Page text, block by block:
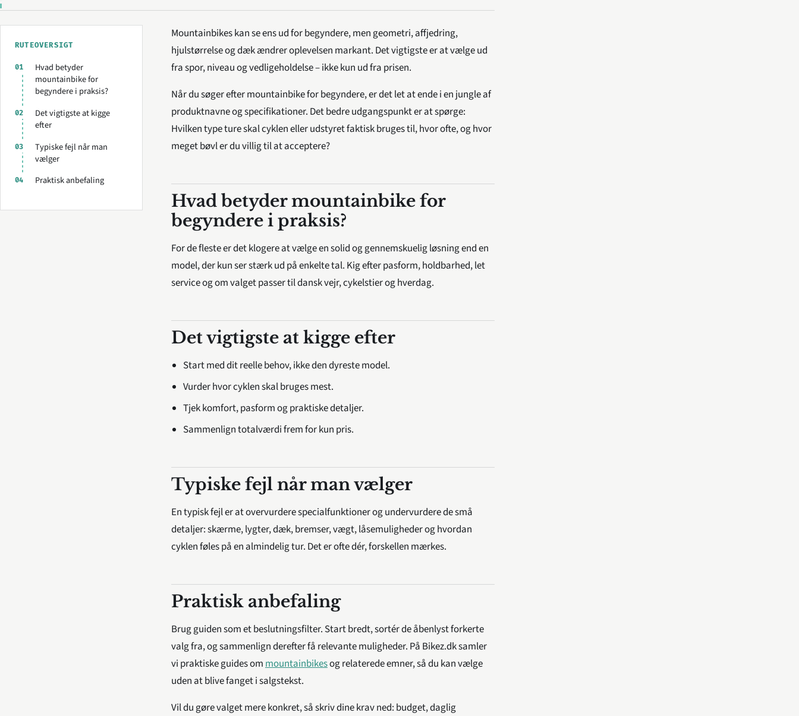
RUTEOVERSIGT
01
Hvad betyder
mountainbike for
begyndere i praksis?
02
Det vigtigste at kigge
efter
03
Typiske fejl når man
vælger
04 Praktisk anbefaling
Mountainbikes kan se ens ud for begyndere, men geometri, affjedring,
hjulstørrelse og dæk ændrer oplevelsen markant. Det vigtigste er at vælge ud
fra spor, niveau og vedligeholdelse – ikke kun ud fra prisen.
Når du søger efter mountainbike for begyndere, er det let at ende i en jungle af
produktnavne og specifikationer. Det bedre udgangspunkt er at spørge:
Hvilken type ture skal cyklen eller udstyret faktisk bruges til, hvor ofte, og hvor
meget bøvl er du villig til at acceptere?
Hvad betyder mountainbike for
begyndere i praksis?
For de fleste er det klogere at vælge en solid og gennemskuelig løsning end en
model, der kun ser stærk ud på enkelte tal. Kig efter pasform, holdbarhed, let
service og om valget passer til dansk vejr, cykelstier og hverdag.
Det vigtigste at kigge efter
Start med dit reelle behov, ikke den dyreste model.
Vurder hvor cyklen skal bruges mest.
Tjek komfort, pasform og praktiske detaljer.
Sammenlign totalværdi frem for kun pris.
Typiske fejl når man vælger
En typisk fejl er at overvurdere specialfunktioner og undervurdere de små
detaljer: skærme, lygter, dæk, bremser, vægt, låsemuligheder og hvordan
cyklen føles på en almindelig tur. Det er ofte dér, forskellen mærkes.
Praktisk anbefaling
Brug guiden som et beslutningsfilter. Start bredt, sortér de åbenlyst forkerte
valg fra, og sammenlign derefter få relevante muligheder. På Bikez.dk samler
vi praktiske guides ommountainbikesog relaterede emner, så du kan vælge
uden at blive fanget i salgstekst.
Vil du gøre valget mere konkret, så skriv dine krav ned: budget, daglig